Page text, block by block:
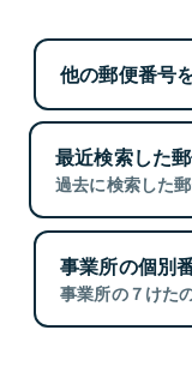
他の郵便番号
最近検索した
過去に検索した
事業所の個別
事業所の７けた